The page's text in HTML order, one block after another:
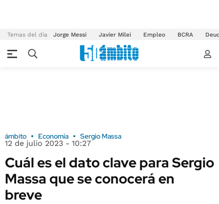
Temas del día Jorge Messi Javier Milei Empleo BCRA
ámbito Economía Sergio Massa
12 de julio 2023 - 10:27
Cuál es el dato clave para Sergio
Massa que se conocerá en
breve